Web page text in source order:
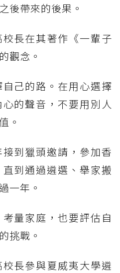
後帶來的後果。
長在其著作《一輩子
觀念。
己的路。在用心選擇
的聲音，不要用別人
。
到獵頭邀請，參加香
到通過遴選、舉家搬
一年。
量家庭，也要評估自
挑戰。
長參與夏威夷大學遴